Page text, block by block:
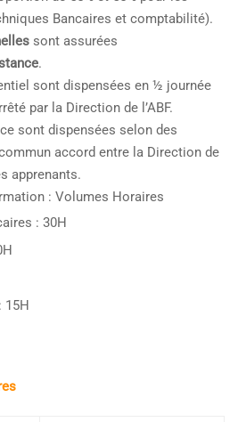
Bancaires et comptabilité).
sont assurées
.
sont dispensées en ½ journée
par la Direction de l’ABF.
sont dispensées selon des
accord entre la Direction de
apprenants.
: Volumes Horaires
: 30H
15H